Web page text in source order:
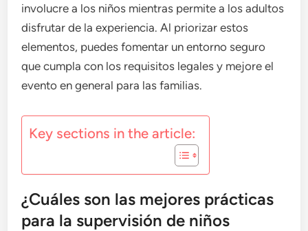
involucre a los niños mientras permite a los adultos
disfrutar de la experiencia. Al priorizar estos
elementos, puedes fomentar un entorno seguro
que cumpla con los requisitos legales y mejore el
evento en general para las familias.
Key sections in the article:
¿Cuáles son las mejores prácticas
para la supervisión de niños